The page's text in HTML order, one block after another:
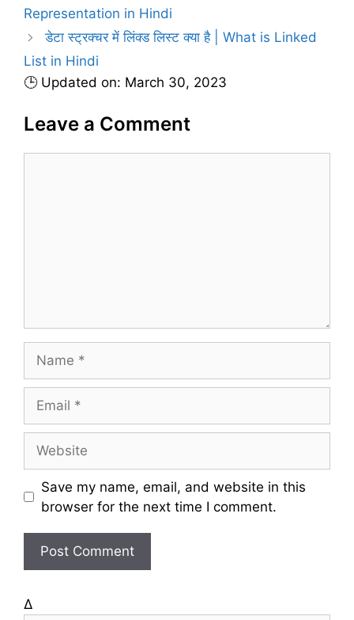
r
i
s
Representation in Hindi
डेटा स्ट्रक्चर में लिंक्ड लिस्ट क्या है | What is Linked
List in Hindi
🕒 Updated on: March 30, 2023
Leave a Comment
m
a
l
s
Save my name, email, and website in this
browser for the next time I comment.
Δ